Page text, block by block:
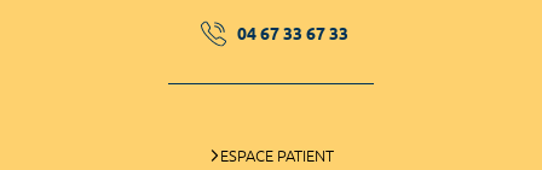
04 67 33 67 33
ESPACE PATIENT